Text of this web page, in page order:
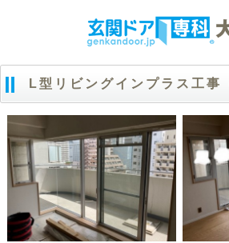
L型リビングインプラス工事